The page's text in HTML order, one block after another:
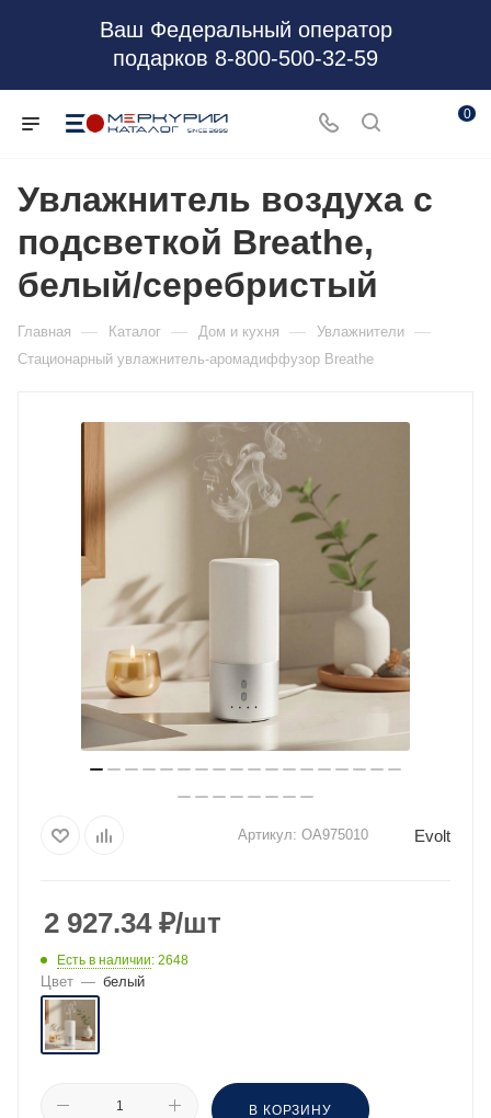
Ваш Федеральный оператор
подарков 8-800-500-32-59
0
Увлажнитель воздуха с
подсветкой Breathe,
белый/серебристый
Главная — Каталог — Дом и кухня — Увлажнители —
Стационарный увлажнитель-аромадиффузор Breathe
Артикул: OA975010 Evolt
2 927.34₽/шт
Есть в наличии: 2648
Цвет — белый
В КОРЗИНУ